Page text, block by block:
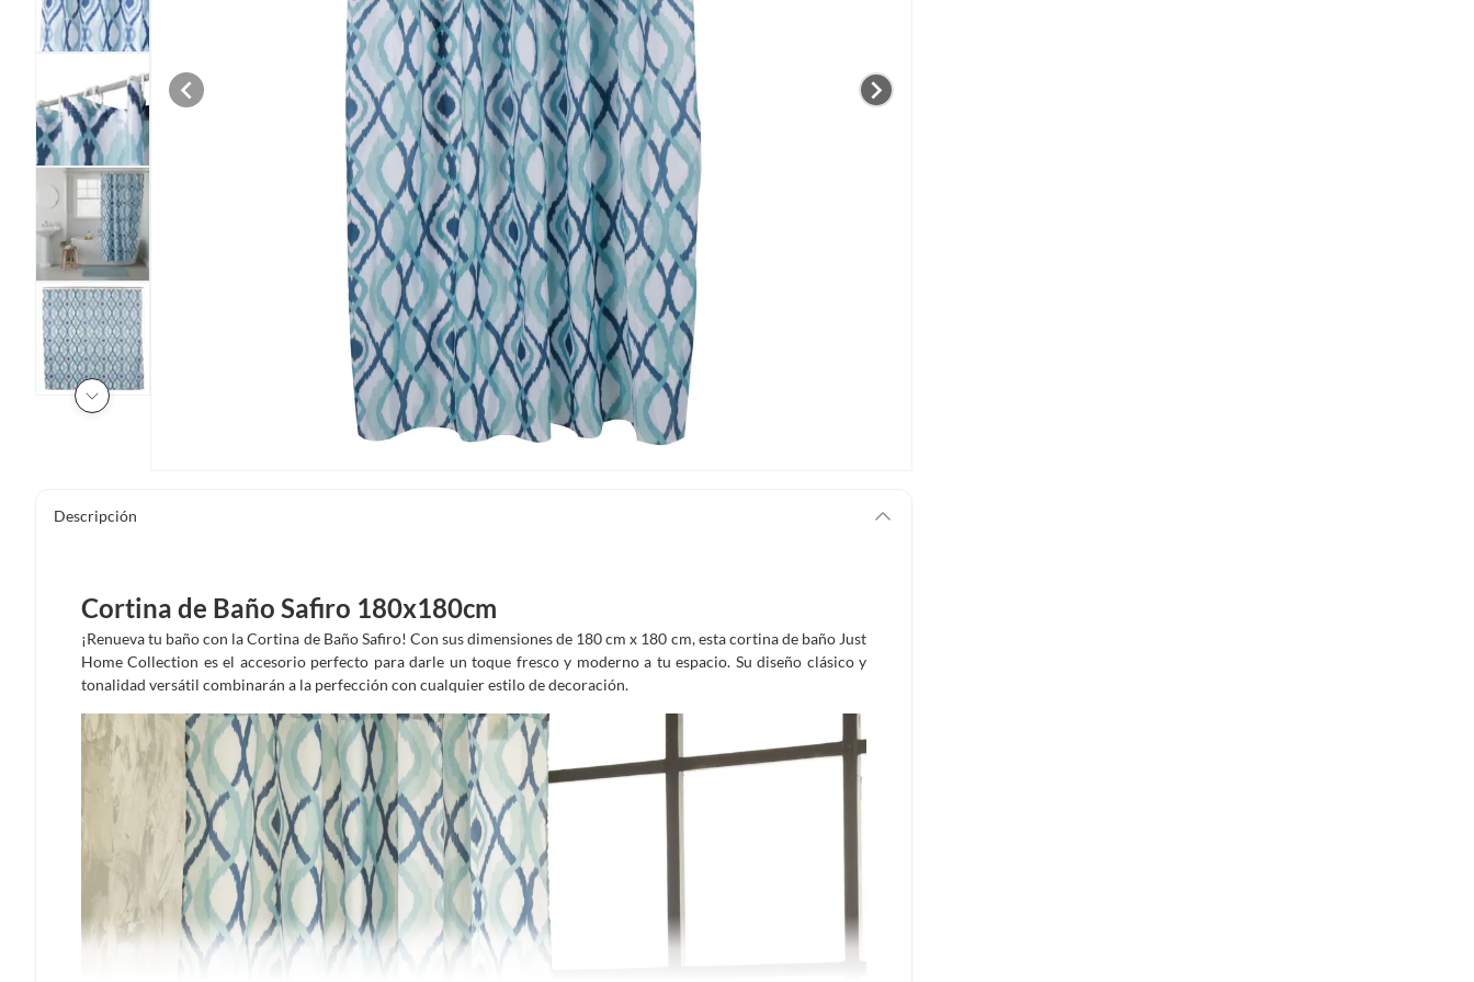
Descripción
Cortina de Baño Safiro 180x180cm
¡Renueva tu baño con la Cortina de Baño Safiro! Con sus dimensiones de 180 cm x 180 cm, esta cortina de baño Just
Home Collection es el accesorio perfecto para darle un toque fresco y moderno a tu espacio. Su diseño clásico y
tonalidad versátil combinarán a la perfección con cualquier estilo de decoración.